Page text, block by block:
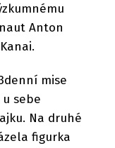
Anton
mise
sebe
Na druhé
figurka